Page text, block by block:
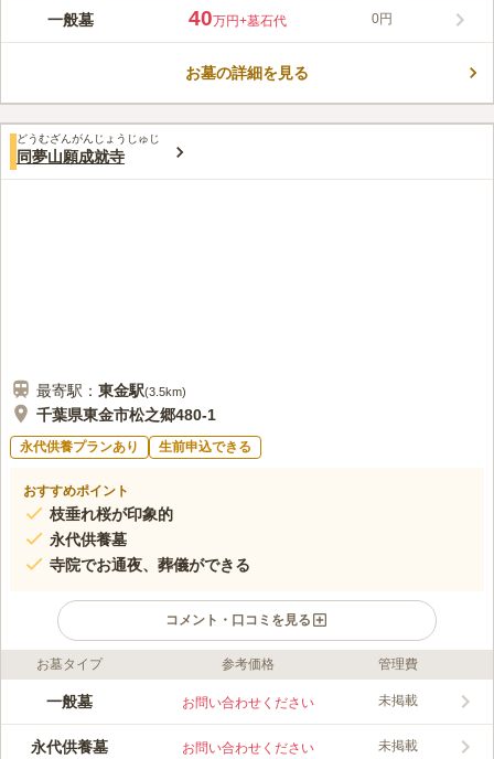
見晴らしの良い霊園で、阿弥陀如来像と祖師像が安置された、由
建てられます。 周りに陽射しを遮る建物がないので、開放感が
派です。 法要施設と多目的ホールがあります。法事の際はそこ
で行えるので、とても便利です。 駐車場を完備しているので、
車でお墓参りしたい方には安心のです。
口コミ評価
この霊園はまだ誰からも評価されていません。
一般墓 40万円+墓石代 0円
お墓の詳細を見る
どうむざんがんじょうじゅじ
同夢山願成就寺
最寄駅： 東金駅(3.5km)
千葉県東金市松之郷480-1
永代供養プランあり 生前申込できる
おすすめポイント
枝垂れ桜が印象的
永代供養墓
寺院でお通夜、葬儀ができる
コメント・口コミを見る
ライフドット編集部のコメント
北條久時公により、弘安3年(1280年)に創建したと伝えられる由
は、東山市指定文化財の北條三介之墓（五輪塔）があり、鎌倉時
お墓タイプ 参考価格 管理費
一般墓 お問い合わせください 未掲載
永代供養墓 お問い合わせください 未掲載